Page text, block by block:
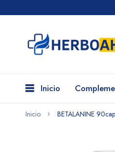
Inicio
Inicio BETALANINE